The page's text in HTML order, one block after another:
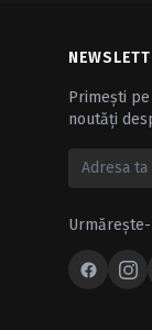
Primești
noutăți